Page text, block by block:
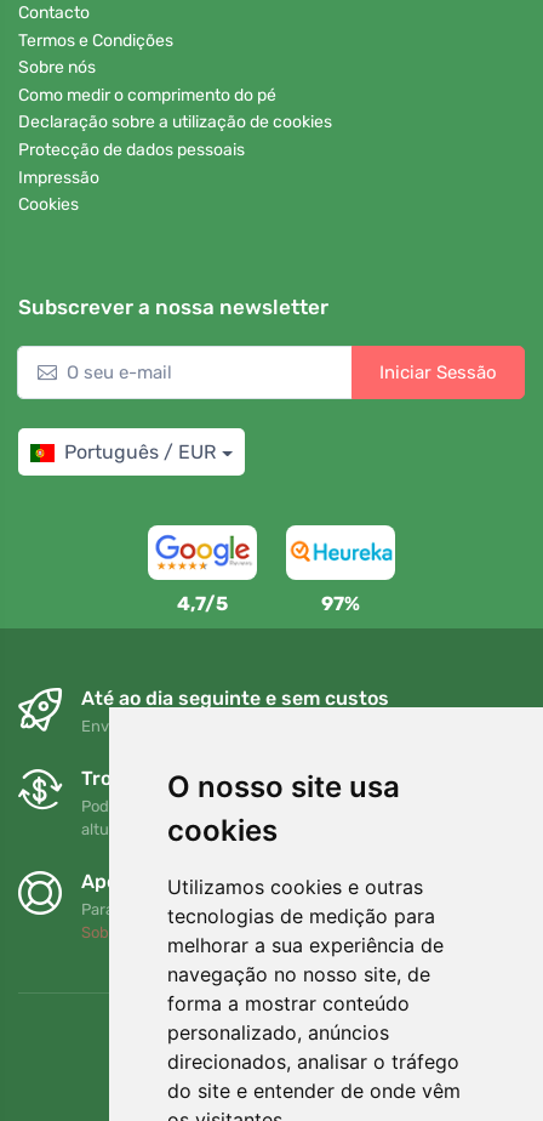
O nosso site usa
cookies
Utilizamos cookies e outras
tecnologias de medição para
melhorar a sua experiência de
navegação no nosso site, de
forma a mostrar conteúdo
personalizado, anúncios
direcionados, analisar o tráfego
do site e entender de onde vêm
Contacto
Termos e Condições
Sobre nós
Como medir o comprimento do pé
Declaração sobre a utilização de cookies
Protecção de dados pessoais
Impressão
Cookies
Subscrever a nossa newsletter
Iniciar Sessão
Português / EUR
4,7/5 97%
Até ao dia seguinte e sem custos
Envio gratuito para encomendas superiores a 80 EUR
Trocas e devoluções gratuitas
Pode devolver ou trocar a sua encomenda em qualquer
altura no prazo de 90 dias
Apoiamos a Trees.org
Para cada encomenda plantamos uma árvore! Leia mais
Sobre nós